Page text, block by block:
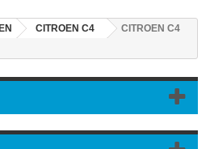
CITROEN C4
CITROEN C4